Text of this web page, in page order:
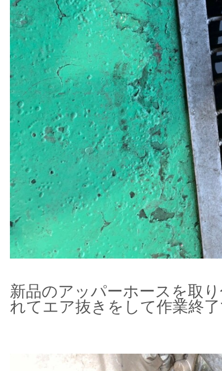
新品のアッパーホースを取
れてエア抜きをして作業終